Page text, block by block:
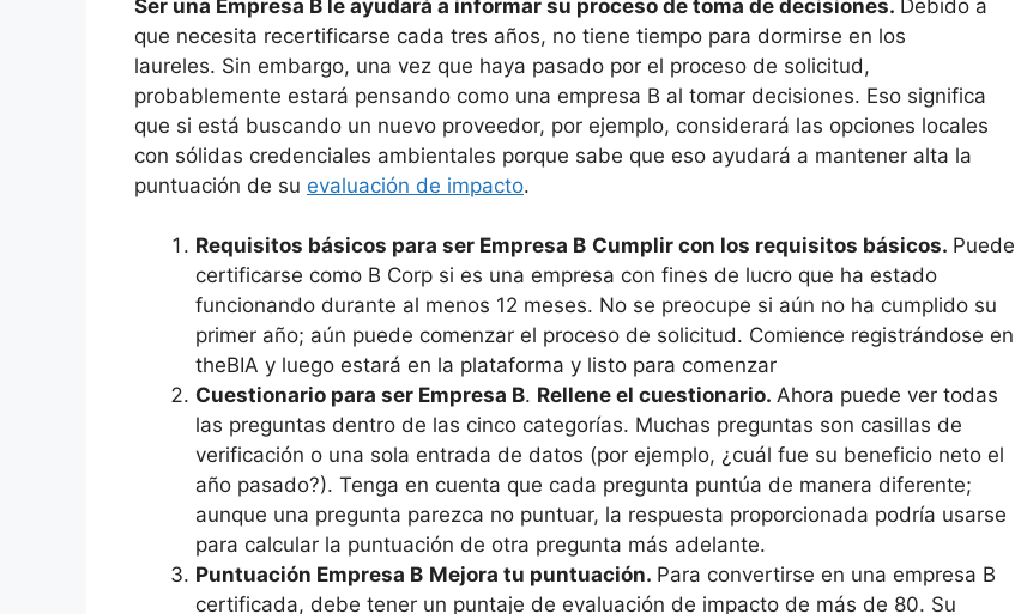
Ser una Empresa B le ayudará a informar su proceso de toma de decisiones. Debido a
que necesita recertificarse cada tres años, no tiene tiempo para dormirse en los
laureles. Sin embargo, una vez que haya pasado por el proceso de solicitud,
probablemente estará pensando como una empresa B al tomar decisiones. Eso significa
que si está buscando un nuevo proveedor, por ejemplo, considerará las opciones locales
con sólidas credenciales ambientales porque sabe que eso ayudará a mantener alta la
puntuación de su evaluación de impacto.
Requisitos básicos para ser Empresa B Cumplir con los requisitos básicos. Puede
certificarse como B Corp si es una empresa con fines de lucro que ha estado
funcionando durante al menos 12 meses. No se preocupe si aún no ha cumplido su
primer año; aún puede comenzar el proceso de solicitud. Comience registrándose en
theBIA y luego estará en la plataforma y listo para comenzar
Cuestionario para ser Empresa B. Rellene el cuestionario. Ahora puede ver todas
las preguntas dentro de las cinco categorías. Muchas preguntas son casillas de
verificación o una sola entrada de datos (por ejemplo, ¿cuál fue su beneficio neto el
año pasado?). Tenga en cuenta que cada pregunta puntúa de manera diferente;
aunque una pregunta parezca no puntuar, la respuesta proporcionada podría usarse
para calcular la puntuación de otra pregunta más adelante.
Puntuación Empresa B Mejora tu puntuación. Para convertirse en una empresa B
certificada, debe tener un puntaje de evaluación de impacto de más de 80. Su